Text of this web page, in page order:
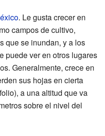
. Le gusta crecer en
campos de cultivo,
que se inundan, y a los
puede ver en otros lugares
Generalmente, crece en
sus hojas en cierta
a una altitud que va
sobre el nivel del